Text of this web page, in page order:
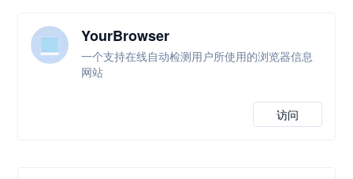
YourBrowser
一个支持在线自动检测用户所使用的浏览器信息
网站
访问